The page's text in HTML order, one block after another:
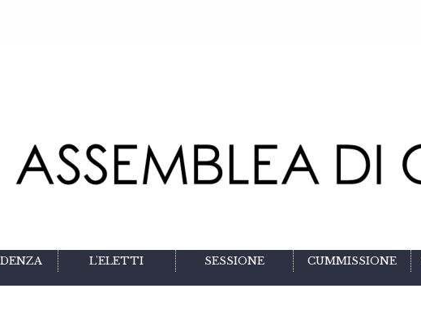
L'ELETTI SESSIONE CUMMISSIONE